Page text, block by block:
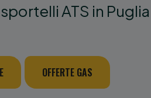
ATS in Puglia
OFFERTE GAS